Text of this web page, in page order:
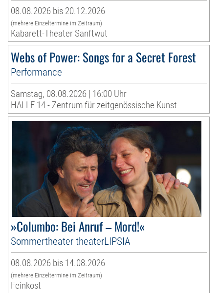
08.08.2026 bis 20.12.2026
(mehrere Einzeltermine im Zeitraum)
Kabarett-Theater Sanftwut
Webs of Power: Songs for a Secret Forest
Performance
Samstag, 08.08.2026 | 16:00 Uhr
HALLE 14 - Zentrum für zeitgenössische Kunst
»Columbo: Bei Anruf – Mord!«
Sommertheater theaterLIPSIA
08.08.2026 bis 14.08.2026
(mehrere Einzeltermine im Zeitraum)
Feinkost